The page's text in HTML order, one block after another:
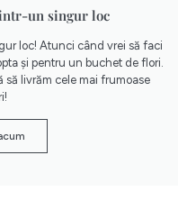
un singur loc
loc! Atunci când vrei să faci
și pentru un buchet de flori.
să livrăm cele mai frumoase